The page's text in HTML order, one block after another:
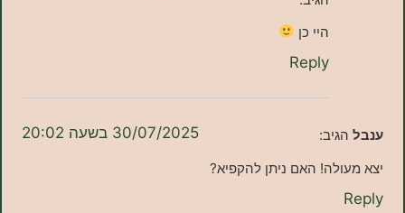
30/07/2025 בשעה 20:02
האם ניתן להקפיא?